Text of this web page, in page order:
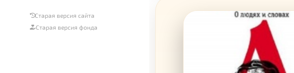
Старая версия сайта
Старая версия фонда